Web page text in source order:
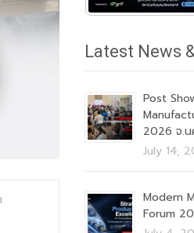
Latest News
Post
2026 จ.น
July 14,
Modern
Forum